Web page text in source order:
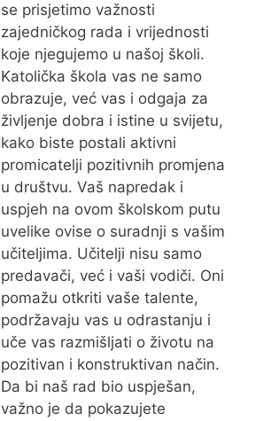
se prisjetimo važnosti
zajedničkog rada i vrijednosti
koje njegujemo u našoj školi.
Katolička škola vas ne samo
obrazuje, već vas i odgaja za
življenje dobra i istine u svijetu,
kako biste postali aktivni
promicatelji pozitivnih promjena
u društvu. Vaš napredak i
uspjeh na ovom školskom putu
uvelike ovise o suradnji s vašim
učiteljima. Učitelji nisu samo
predavači, već i vaši vodiči. Oni
pomažu otkriti vaše talente,
podržavaju vas u odrastanju i
uče vas razmišljati o životu na
pozitivan i konstruktivan način.
Da bi naš rad bio uspješan,
važno je da pokazujete